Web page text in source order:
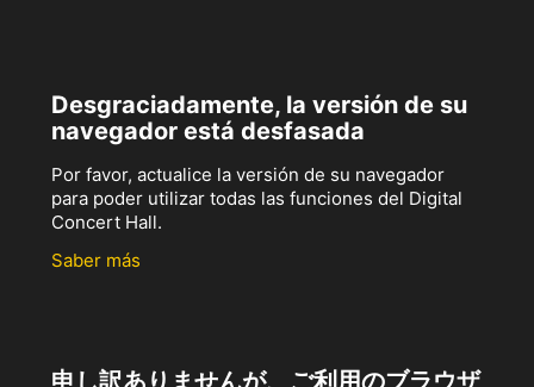
Desgraciadamente, la versión de su
navegador está desfasada
Por favor, actualice la versión de su navegador
para poder utilizar todas las funciones del Digital
Concert Hall.
Saber más
申し訳ありませんが、ご利用のブラウザ